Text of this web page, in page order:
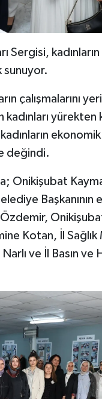
Sergisi,
sunuyor.
çalışmalarını
ekonomik
değindi.
Onikişubat
Başkanının
Kotan, İl Sağlık
ve İl Basın ve